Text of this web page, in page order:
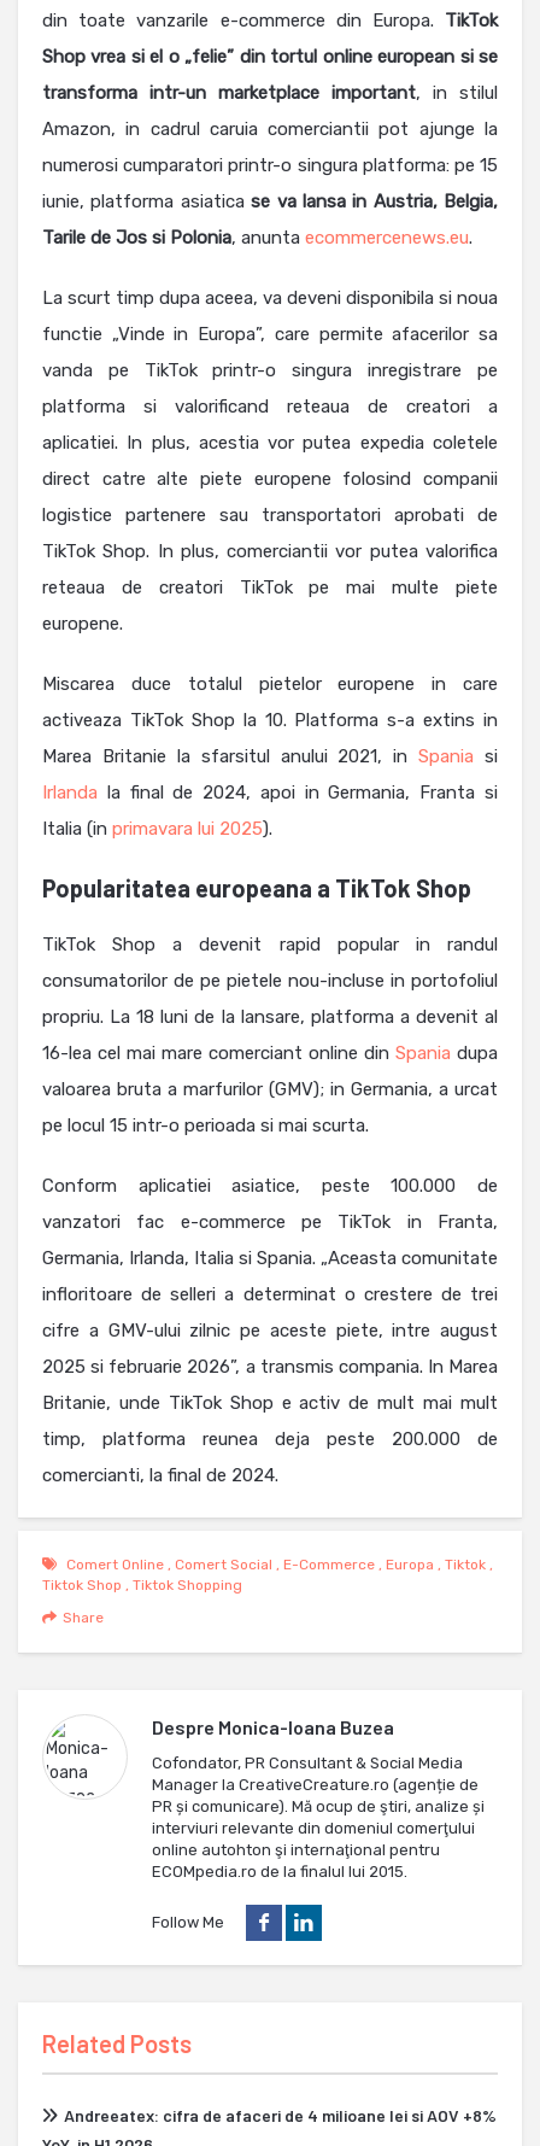
din toate vanzarile e-commerce din Europa. TikTok
Shop vrea si el o „felie” din tortul online european si se
transforma intr-un marketplace important, in stilul
Amazon, in cadrul caruia comerciantii pot ajunge la
numerosi cumparatori printr-o singura platforma: pe 15
iunie, platforma asiatica se va lansa in Austria, Belgia,
Tarile de Jos si Polonia, anunta ecommercenews.eu.
La scurt timp dupa aceea, va deveni disponibila si noua
functie „Vinde in Europa”, care permite afacerilor sa
vanda pe TikTok printr-o singura inregistrare pe
platforma si valorificand reteaua de creatori a
aplicatiei. In plus, acestia vor putea expedia coletele
direct catre alte piete europene folosind companii
logistice partenere sau transportatori aprobati de
TikTok Shop. In plus, comerciantii vor putea valorifica
reteaua de creatori TikTok pe mai multe piete
europene.
Miscarea duce totalul pietelor europene in care
activeaza TikTok Shop la 10. Platforma s-a extins in
Marea Britanie la sfarsitul anului 2021, inSpania si
Irlanda la final de 2024, apoi in Germania, Franta si
Italia (in primavara lui 2025).
Popularitatea europeana a TikTok Shop
TikTok Shop a devenit rapid popular in randul
consumatorilor de pe pietele nou-incluse in portofoliul
propriu. La 18 luni de la lansare, platforma a devenit al
16-lea cel mai mare comerciant online din Spania dupa
valoarea bruta a marfurilor (GMV); in Germania, a urcat
pe locul 15 intr-o perioada si mai scurta.
Conform aplicatiei asiatice, peste 100.000 de
vanzatori fac e-commerce pe TikTok in Franta,
Germania, Irlanda, Italia si Spania. „Aceasta comunitate
infloritoare de selleri a determinat o crestere de trei
cifre a GMV-ului zilnic pe aceste piete, intre august
2025 si februarie 2026”, a transmis compania. In Marea
Britanie, unde TikTok Shop e activ de mult mai mult
timp, platforma reunea deja peste 200.000 de
comercianti, la final de 2024.
Comert Online , Comert Social , E-Commerce , Europa , Tiktok ,
Tiktok Shop , Tiktok Shopping
Share
Despre Monica-Ioana Buzea
Cofondator, PR Consultant & Social Media
Manager la CreativeCreature.ro (agenție de
PR și comunicare). Mă ocup de ştiri, analize și
interviuri relevante din domeniul comerţului
online autohton şi internaţional pentru
ECOMpedia.ro de la finalul lui 2015.
Follow Me
Related Posts
Andreeatex: cifra de afaceri de 4 milioane lei si AOV +8%